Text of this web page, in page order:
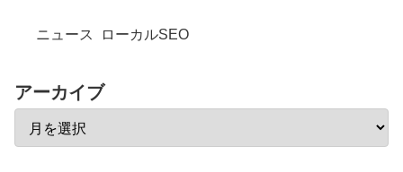
ニュース ローカルSEO
アーカイブ